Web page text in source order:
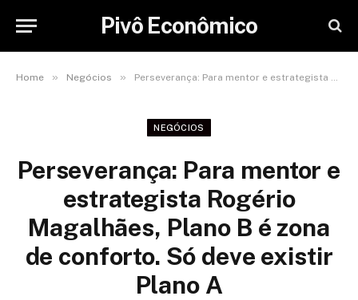
Pivô Econômico
Home » Negócios » Perseverança: Para mentor e estrategista Rogério Magalhães, Plano B é zona de conforto. Só deve existir Plano A
NEGÓCIOS
Perseverança: Para mentor e
estrategista Rogério
Magalhães, Plano B é zona
de conforto. Só deve existir
Plano A